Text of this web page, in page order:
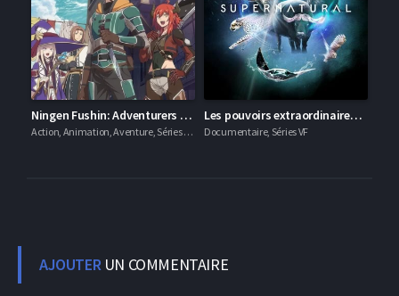
Ningen Fushin: Adventurers Who Don’t Believe in Humanity Will Save the World
Action, Animation, Aventure, Séries VOSTFR
Les pouvoirs extraordinaires de la nature
Documentaire, Séries VF
AJOUTERUN COMMENTAIRE